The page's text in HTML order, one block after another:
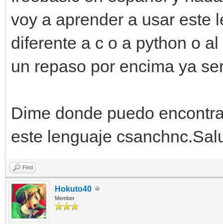
voy a aprender a usar este
diferente a c o a python o
un repaso por encima ya
Dime donde puedo
este lenguaje
Find
Hokuto40
Member